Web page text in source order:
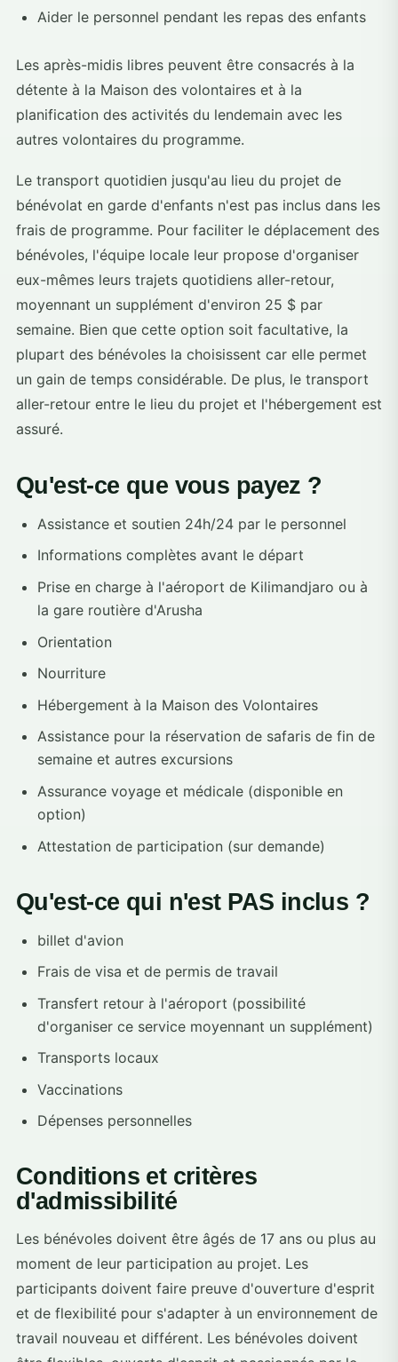
Aider le personnel pendant les repas des enfants
Les après-midis libres peuvent être consacrés à la
détente à la Maison des volontaires et à la
planification des activités du lendemain avec les
autres volontaires du programme.
Le transport quotidien jusqu'au lieu du projet de
bénévolat en garde d'enfants n'est pas inclus dans les
frais de programme. Pour faciliter le déplacement des
bénévoles, l'équipe locale leur propose d'organiser
eux-mêmes leurs trajets quotidiens aller-retour,
moyennant un supplément d'environ 25 $ par
semaine. Bien que cette option soit facultative, la
plupart des bénévoles la choisissent car elle permet
un gain de temps considérable. De plus, le transport
aller-retour entre le lieu du projet et l'hébergement est
assuré.
Qu'est-ce que vous payez ?
Assistance et soutien 24h/24 par le personnel
Informations complètes avant le départ
Prise en charge à l'aéroport de Kilimandjaro ou à
la gare routière d'Arusha
Orientation
Nourriture
Hébergement à la Maison des Volontaires
Assistance pour la réservation de safaris de fin de
semaine et autres excursions
Assurance voyage et médicale (disponible en
option)
Attestation de participation (sur demande)
Qu'est-ce qui n'est PAS inclus ?
billet d'avion
Frais de visa et de permis de travail
Transfert retour à l'aéroport (possibilité
d'organiser ce service moyennant un supplément)
Transports locaux
Vaccinations
Dépenses personnelles
Conditions et critères
d'admissibilité
Les bénévoles doivent être âgés de 17 ans ou plus au
moment de leur participation au projet. Les
participants doivent faire preuve d'ouverture d'esprit
et de flexibilité pour s'adapter à un environnement de
travail nouveau et différent. Les bénévoles doivent